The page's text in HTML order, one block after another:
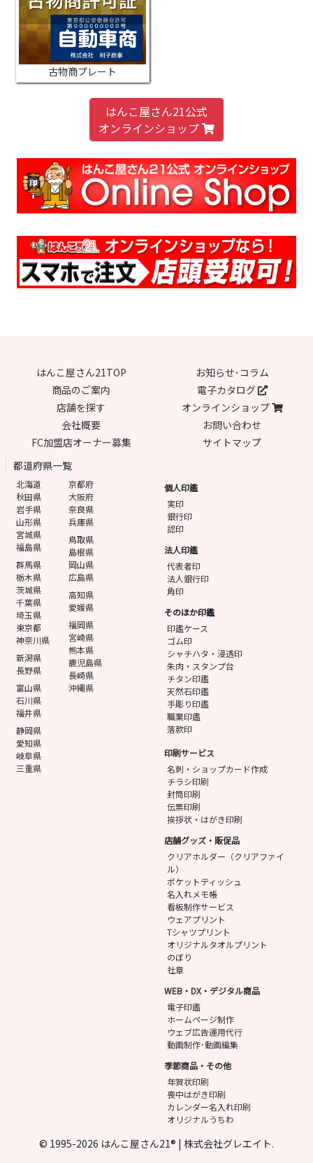
古物商プレート
はんこ屋さん21公式
オンラインショップ
はんこ屋さん21TOP
お知らせ･コラム
商品のご案内
電子カタログ
店舗を探す
オンラインショップ
会社概要
お問い合わせ
FC加盟店オーナー募集
サイトマップ
都道府県一覧
北海道
秋田県
岩手県
山形県
宮城県
福島県
群馬県
栃木県
茨城県
千葉県
埼玉県
東京都
神奈川県
新潟県
長野県
富山県
石川県
福井県
静岡県
愛知県
岐阜県
三重県
京都府
大阪府
奈良県
兵庫県
鳥取県
島根県
岡山県
広島県
高知県
愛媛県
福岡県
宮崎県
熊本県
鹿児島県
長崎県
沖縄県
個人印鑑
実印
銀行印
認印
法人印鑑
代表者印
法人銀行印
角印
そのほか印鑑
印鑑ケース
ゴム印
シャチハタ・浸透印
朱肉・スタンプ台
チタン印鑑
天然石印鑑
手彫り印鑑
職業印鑑
落款印
印刷サービス
名刺・ショップカード作成
チラシ印刷
封筒印刷
伝票印刷
挨拶状・はがき印刷
店舗グッズ・販促品
クリアホルダー（クリアファイ
ル）
ポケットティッシュ
名入れメモ帳
看板制作サービス
ウェアプリント
Tシャツプリント
オリジナルタオルプリント
のぼり
社章
WEB・DX・デジタル商品
電子印鑑
ホームページ制作
ウェブ広告運用代行
動画制作･動画編集
季節商品・その他
年賀状印刷
喪中はがき印刷
カレンダー名入れ印刷
オリジナルうちわ
© 1995-2026 はんこ屋さん21® | 株式会社グレエイト.